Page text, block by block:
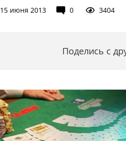
15 июня 2013 0 3404
Поделись с